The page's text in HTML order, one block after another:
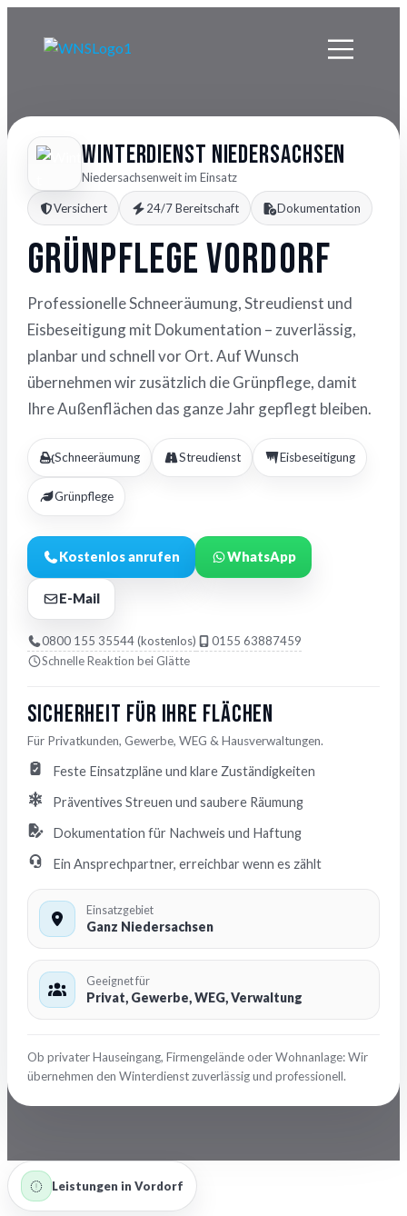
Winterdienst Niedersachsen
Niedersachsenweit im Einsatz
Versichert 24/7 Bereitschaft Dokumentation
Grünpflege Vordorf
Professionelle Schneeräumung, Streudienst und
Eisbeseitigung mit Dokumentation – zuverlässig,
planbar und schnell vor Ort. Auf Wunsch
übernehmen wir zusätzlich die Grünpflege, damit
Ihre Außenflächen das ganze Jahr gepflegt bleiben.
Schneeräumung Streudienst Eisbeseitigung
Grünpflege
Kostenlos anrufen WhatsApp
E-Mail
0800 155 35544 (kostenlos)
0155 63887459
Schnelle Reaktion bei Glätte
Sicherheit für Ihre Flächen
Für Privatkunden, Gewerbe, WEG & Hausverwaltungen.
Feste Einsatzpläne und klare Zuständigkeiten
Präventives Streuen und saubere Räumung
Dokumentation für Nachweis und Haftung
Ein Ansprechpartner, erreichbar wenn es zählt
Einsatzgebiet
Ganz Niedersachsen
Geeignet für
Privat, Gewerbe, WEG, Verwaltung
Ob privater Hauseingang, Firmengelände oder Wohnanlage: Wir
übernehmen den Winterdienst zuverlässig und professionell.
Leistungen in Vordorf